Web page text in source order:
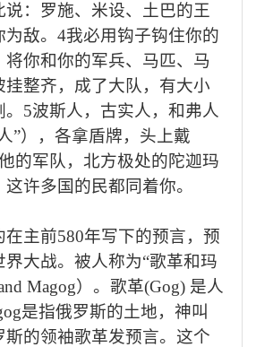
：罗施、米设、土巴的王
敌。 4我必用钩子钩住你的
将你和你的军兵、马匹、马
挂整齐，成了大队，有大小
5波斯人，古实人，和弗人
”），各拿盾牌，头上戴
的军队，北方极处的陀迦玛
许多国的民都同着你。
在主前580年写下的预言，预
界大战。被人称为“歌革和玛
Magog）。歌革(Gog) 是人
是指俄罗斯的土地，神叫
斯的领袖歌革发预言。这个